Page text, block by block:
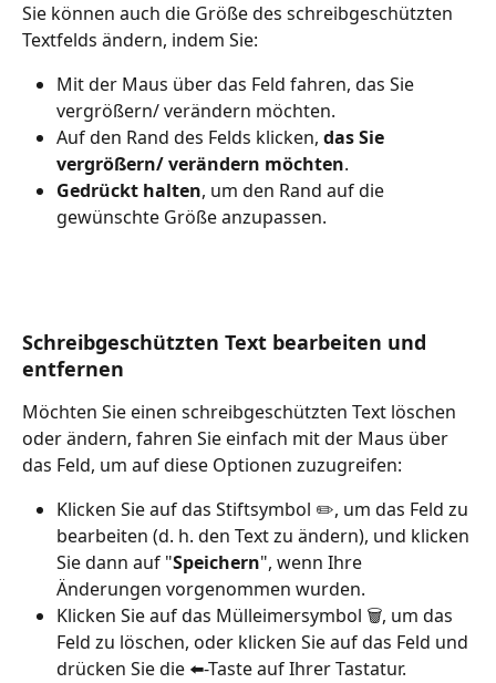
Sie können auch die Größe des schreibgeschützten
Textfelds ändern, indem Sie:
Mit der Maus über das Feld fahren, das Sie
vergrößern/ verändern möchten.
Auf den Rand des Felds klicken, das Sie
vergrößern/ verändern möchten.
Gedrückt halten, um den Rand auf die
gewünschte Größe anzupassen.
Schreibgeschützten Text bearbeiten und
entfernen
Möchten Sie einen schreibgeschützten Text löschen
oder ändern, fahren Sie einfach mit der Maus über
das Feld, um auf diese Optionen zuzugreifen:
Klicken Sie auf das Stiftsymbol ✏️, um das Feld zu
bearbeiten (d. h. den Text zu ändern), und klicken
Sie dann auf "Speichern", wenn Ihre
Änderungen vorgenommen wurden.
Klicken Sie auf das Mülleimersymbol 🗑️, um das
Feld zu löschen, oder klicken Sie auf das Feld und
drücken Sie die ⬅️-Taste auf Ihrer Tastatur.